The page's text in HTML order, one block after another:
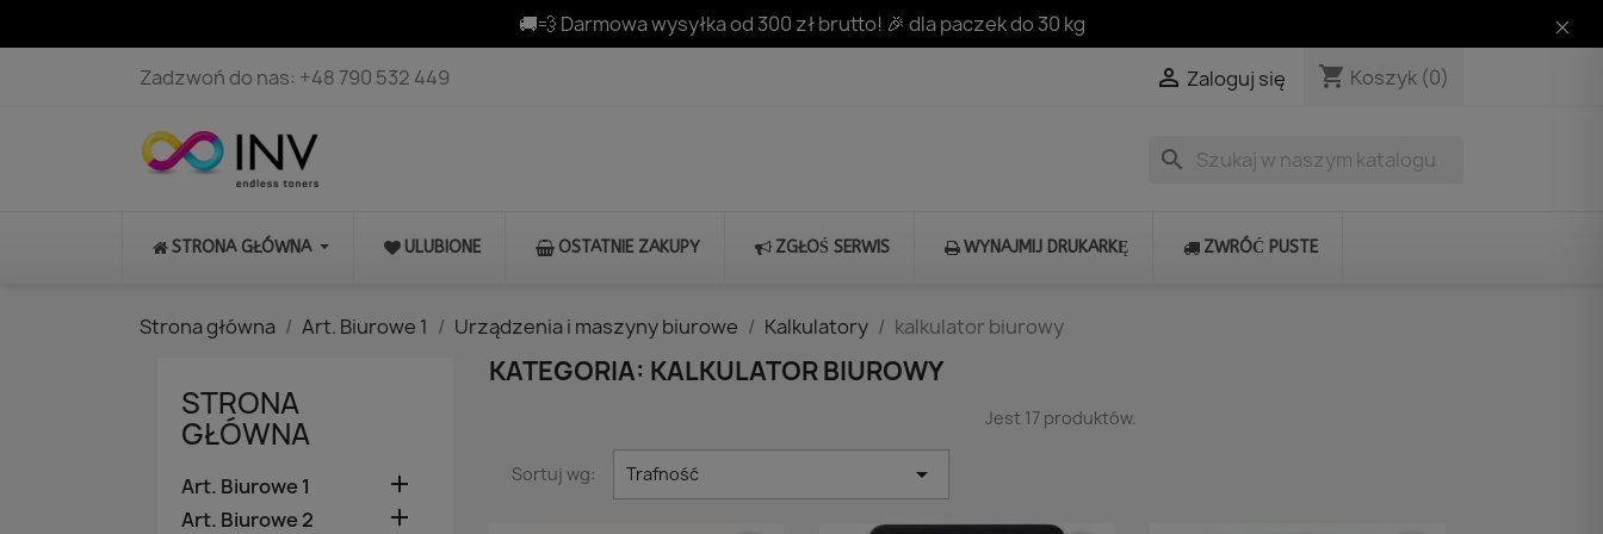
🚚💨 Darmowa wysyłka od 300 zł brutto! 🎉 dla paczek do 30 kg
Zadzwoń do nas: +48 790 532 449  Zaloguj się shopping_cart Koszyk (0)
search
STRONA GŁÓWNA ULUBIONE OSTATNIE ZAKUPY ZGŁOŚ SERWIS WYNAJMIJ DRUKARKĘ ZWRÓĆ PUSTE
Strona główna Art. Biurowe 1 Urządzenia i maszyny biurowe Kalkulatory kalkulator biurowy
STRONA
GŁÓWNA
Art. Biurowe 1 
Art. Biurowe 2 
KATEGORIA: KALKULATOR BIUROWY
Jest 17 produktów.
Sortuj wg: Trafność 